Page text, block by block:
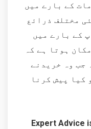
کے بارے میں
مختلف ذرائع
کے بارے میں
ہوتا ہے کہ
جب وہ خریدنے
کیا پیش کرنا
Expert Advice